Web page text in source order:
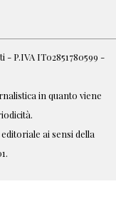
P.IVA IT02851780599 -
in quanto viene
ai sensi della